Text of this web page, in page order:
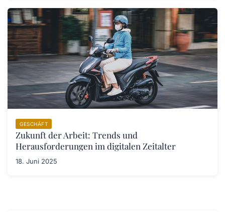
GESCHÄFT
Zukunft der Arbeit: Trends und
Herausforderungen im digitalen Zeitalter
18. Juni 2025